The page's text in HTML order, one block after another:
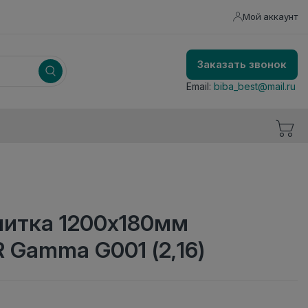
Мой аккаунт
Заказать звонок
Email: biba_best@mail.ru
1200x180мм
Gamma G001 (2,16)